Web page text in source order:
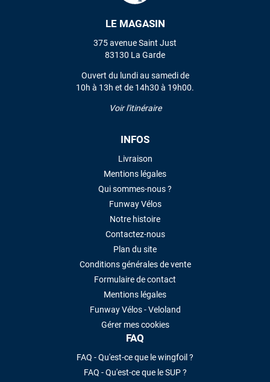
LE MAGASIN
375 avenue Saint Just
83130 La Garde
Ouvert du lundi au samedi de
10h à 13h et de 14h30 à 19h00.
Voir l'itinéraire
INFOS
Livraison
Mentions légales
Qui sommes-nous ?
Funway Vélos
Notre histoire
Contactez-nous
Plan du site
Conditions générales de vente
Formulaire de contact
Mentions légales
Funway Vélos - Veloland
Gérer mes cookies
FAQ
FAQ - Qu'est-ce que le wingfoil ?
FAQ - Qu'est-ce que le SUP ?
VOIR TOUS LES AVIS
LAISSER UN AVIS